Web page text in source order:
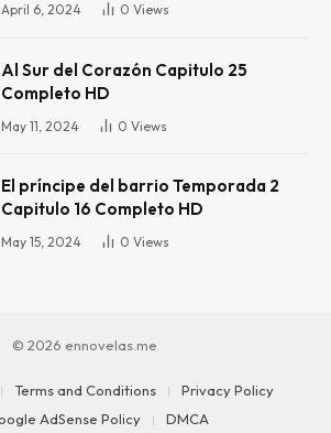
April 6, 2024 0 Views
Al Sur del Corazón Capitulo 25
Completo HD
May 11, 2024 0 Views
El príncipe del barrio Temporada 2
Capitulo 16 Completo HD
May 15, 2024 0 Views
© 2026 ennovelas.me
Terms and Conditions
Privacy Policy
AdSense Policy
DMCA